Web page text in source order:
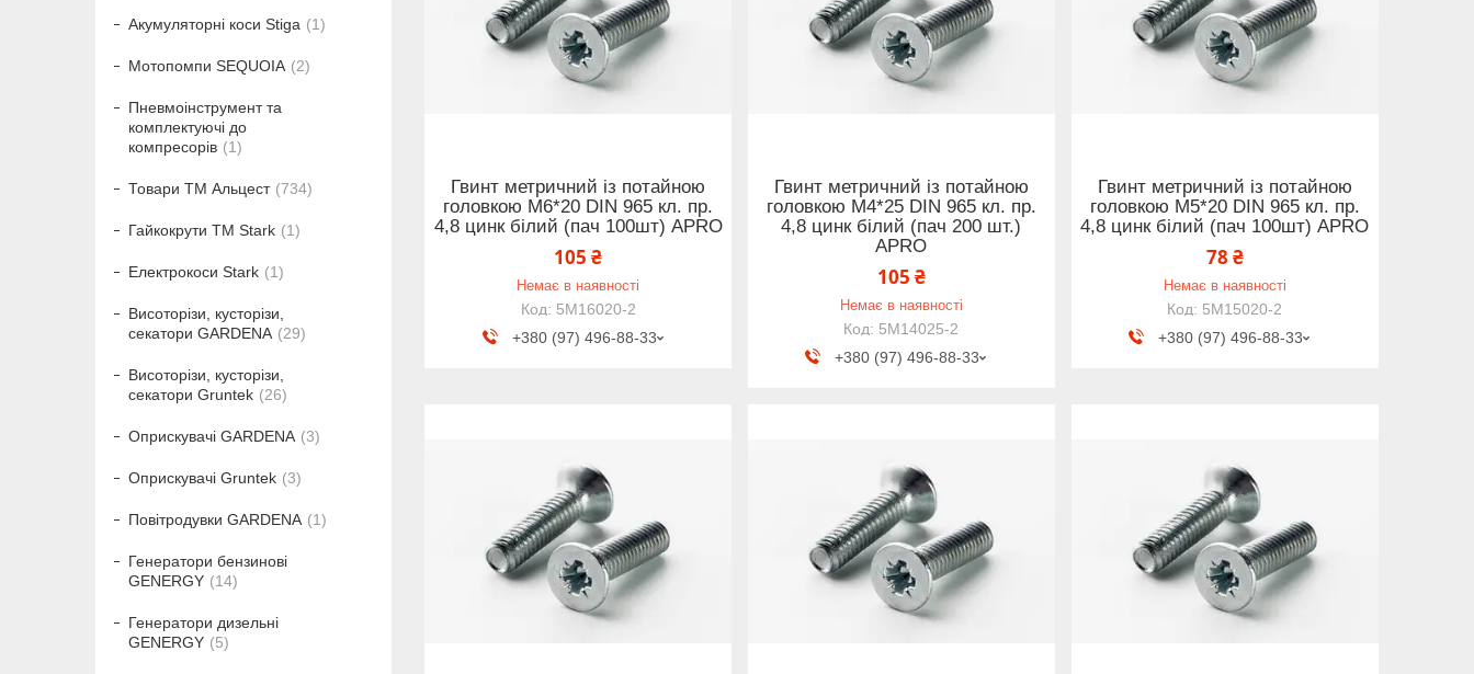
Гвинт метричний із потайною
головкою М6*20 DIN 965 кл. пр.
4,8 цинк білий (пач 100шт) APRO
105 ₴
Немає в наявності
5M16020-2
+380 (97) 496-88-33
Гвинт метричний із потайною
головкою М4*25 DIN 965 кл. пр.
4,8 цинк білий (пач 200 шт.)
APRO
105 ₴
Немає в наявності
5M14025-2
+380 (97) 496-88-33
Гвинт метричний із потайною
головкою М5*20 DIN 965 кл. пр.
4,8 цинк білий (пач 100шт) APRO
78 ₴
Немає в наявності
5M15020-2
+380 (97) 496-88-33
Акумуляторні коси Stiga 1
Мотопомпи SEQUOIA 2
Пневмоінструмент та
комплектуючі до
компресорів
1
Товари ТМ Альцест 734
Гайкокрути ТМ Stark 1
Електрокоси Stark 1
Висоторізи, кусторізи,
секатори GARDENA
29
Висоторізи, кусторізи,
секатори Gruntek
26
Оприскувачі GARDENA 3
Оприскувачі Gruntek 3
Повітродувки GARDENA 1
Генератори бензинові
GENERGY
14
Генератори дизельні
GENERGY
5